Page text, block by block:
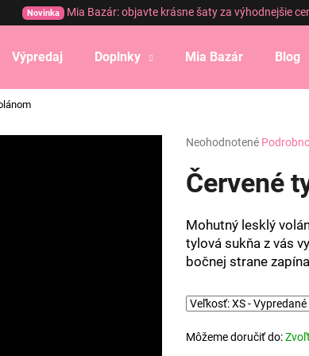
Novinka Mia Bazár: objavte krásne šaty za výhodnejšie
Výpredaj Doplnky Mia Bazár Blog
Priemerné
produktu
je
5
hviezdičiek.
Neohodnotené
Červené
Mohutný lesklý
tylová sukňa z vás
bočnej strane
Môžeme doručiť do:
Čo potrebujete nájsť?
HĽADAŤ